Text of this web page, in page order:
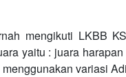
mengikuti LKBB
yaitu : juara
variasi